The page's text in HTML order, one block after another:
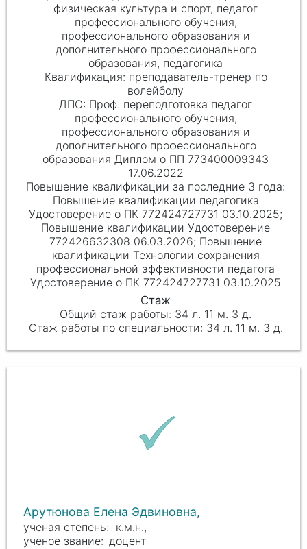
физическая культура и спорт, педагог
профессионального обучения,
профессионального образования и
дополнительного профессионального
образования, педагогика
преподаватель-тренер по
волейболу
Проф. переподготовка педагог
профессионального обучения,
профессионального образования и
дополнительного профессионального
образования Диплом о ПП 773400009343
17.06.2022
Повышение квалификации педагогика
Удостоверение о ПК 772424727731 03.10.2025;
Повышение квалификации Удостоверение
772426632308 06.03.2026; Повышение
квалификации Технологии сохранения
профессиональной эффективности педагога
Удостоверение о ПК 772424727731 03.10.2025
34 л. 11 м. 3 д.
34 л. 11 м. 3 д.
Арутюнова Елена Эдвиновна,
к.м.н.,
доцент